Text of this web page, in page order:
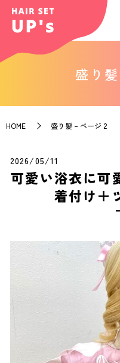
盛り
HOME 盛り髪 – ページ 2
2026/05/11
可愛い浴衣に可
着付け＋